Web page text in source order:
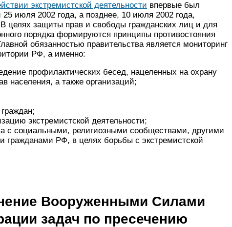
экстремистской деятельности впервые был
июля 2002 года, а позднее, 10 июля 2002 года,
целях защиты прав и свободы гражданских лиц и для
порядка формируются принципы противостояния
обязанностью правительства является мониторинг
РФ, а именно:
профилактических бесед, нацеленных на охрану
населения, а также организаций;
экстремистской деятельности;
с социальными, религиозными сообществами, другими
гражданами РФ, в целях борьбы с экстремистской
Вооруженными Силами
задач по пресечению